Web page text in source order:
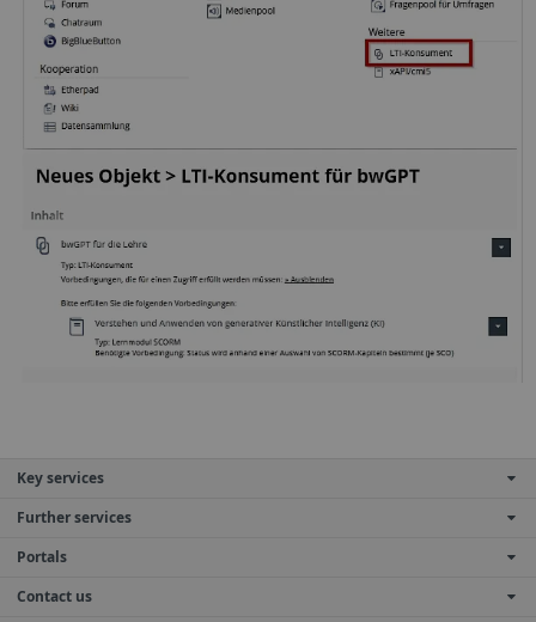
Key services
Further services
Portals
Contact us